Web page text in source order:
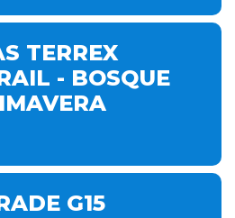
TERREX
- BOSQUE
G15